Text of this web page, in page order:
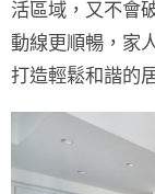
活區域，又不會
動線更順暢，家
打造輕鬆和諧的